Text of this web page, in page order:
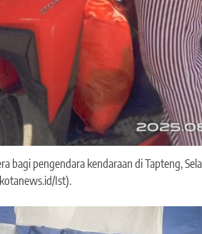
bagi pengendara kendaraan di Tapteng,
Ist).